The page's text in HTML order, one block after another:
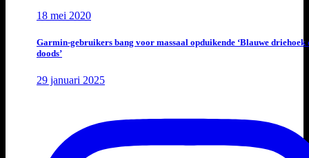
18 mei 2020
Garmin-gebruikers bang voor massaal opduikende ‘Blauwe driehoek
doods’
29 januari 2025